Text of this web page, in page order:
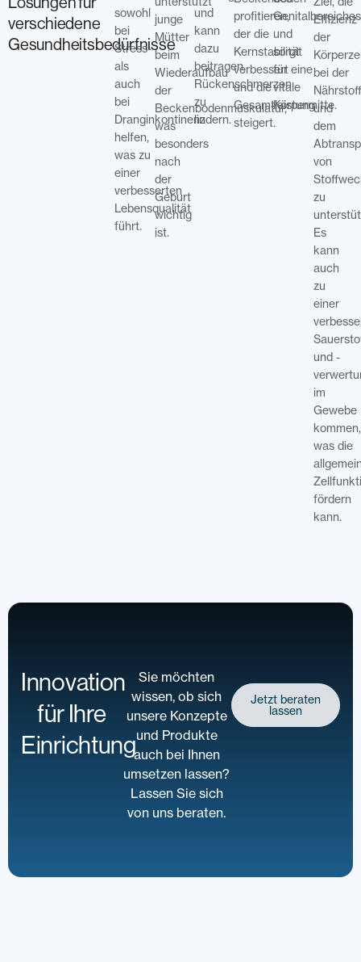
verschiedene
Gesundheitsbedürfnisse
sowohl
bei
Stress-
als
auch
bei
Dranginkontinenz
helfen,
was zu
einer
verbesserten
Lebensqualität
führt.
junge
Mütter
beim
Wiederaufbau
der
Beckenbodenmuskulatur,
was
besonders
nach
der
Geburt
wichtig
ist.
und
kann
dazu
beitragen,
Rückenschmerzen
zu
lindern.
profitieren,
der die
Kernstabilität
verbessert
und die
Gesamtleistung
steigert.
Genitalbereiches
und
sorgt
für eine
vitale
Körpermitte.
Effizienz
der
bei der
und
dem
von
zu
Es
kann
auch
zu
einer
und -
im
Gewebe
kommen,
was die
fördern
kann.
Innovation
für Ihre
Einrichtung
Sie möchten
wissen, ob sich
unsere Konzepte
und Produkte
auch bei Ihnen
umsetzen lassen?
Lassen Sie sich
von uns beraten.
Jetzt beraten
lassen